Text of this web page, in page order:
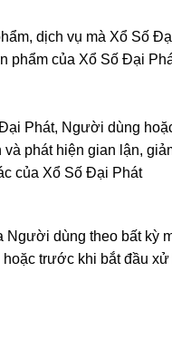
dịch vụ mà Xổ Số
phẩm của Xổ Số Đại
Phát, Người dùng
phát hiện gian lận,
của Xổ Số Đại Phát
dùng theo bất kỳ
trước khi bắt đầu